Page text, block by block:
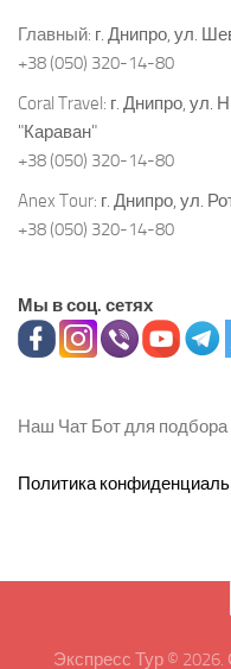
Главный: г. Днипро, ул.
+38 (050) 320-14-80
Coral Travel: г. Днипро, ул.
"Караван"
+38 (050) 320-14-80
Anex Tour: г. Днипро, ул.
+38 (050) 320-14-80
Мы в соц. сетях
Наш Чат Бот для подбора
Политика
Экспресс Тур © 2026.